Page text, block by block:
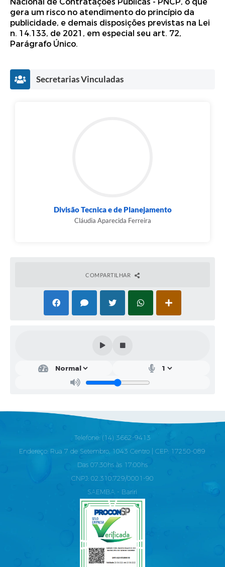
gera um risco no atendimento do princípio da
publicidade, e demais disposições previstas na Lei
n. 14.133, de 2021, em especial seu art. 72,
Parágrafo Único.
Secretarias Vinculadas
Divisão Tecnica e de Planejamento
Cláudia Aparecida Ferreira
COMPARTILHAR
Telefone: (14) 3662-9413
Endereço: Rua 7 de Setembro, 1043 Centro | CEP: 17250-089
Das 07:30hs às 17:00hs
CNPJ: 02.310.729/0001-90
SAEMBA - Bariri